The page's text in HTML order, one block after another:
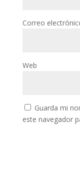
Correo
Web
Guarda mi
este navegador